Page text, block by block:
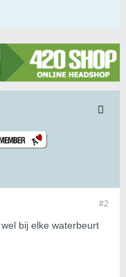
#2
bij elke waterbeurt